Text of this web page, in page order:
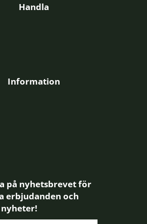
Handla
Information
på nyhetsbrevet för
erbjudanden och
nyheter!